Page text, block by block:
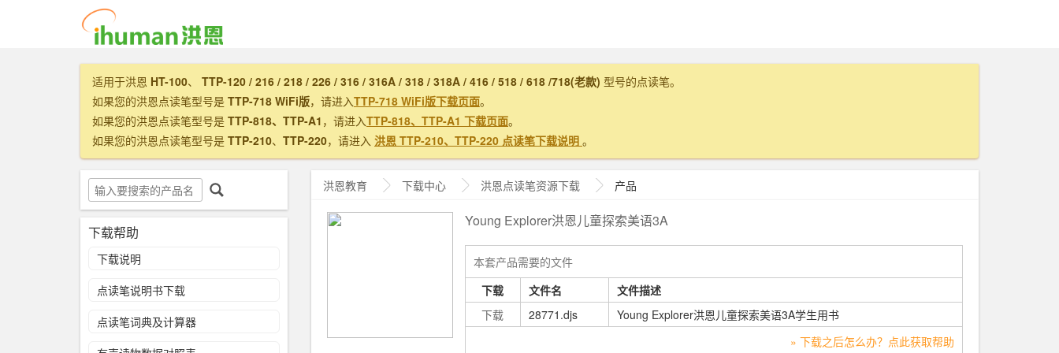
适用于洪恩 HT-100、 TTP-120 / 216 / 218 / 226 / 316 / 316A / 318 / 318A / 416 / 518 / 618 /718(老款) 型号的点读笔。
如果您的洪恩点读笔型号是 TTP-718 WiFi版，请进入TTP-718 WiFi版下载页面。
如果您的洪恩点读笔型号是 TTP-818、TTP-A1 ，请进入TTP-818、TTP-A1 下载页面。
如果您的洪恩点读笔型号是 TTP-210、 TTP-220，请进入 洪恩 TTP-210、TTP-220 点读笔下载说明 。
洪恩教育 下载中心 洪恩点读笔资源下载 产品
Young Explorer洪恩儿童探索美语3A
本套产品需要的文件
下载
文件名
文件描述
下载
28771.djs
Young Explorer洪恩儿童探索美语3A学生用书
» 下载之后怎么办？点此获取帮助
下载帮助
下载说明
点读笔说明书下载
点读笔词典及计算器